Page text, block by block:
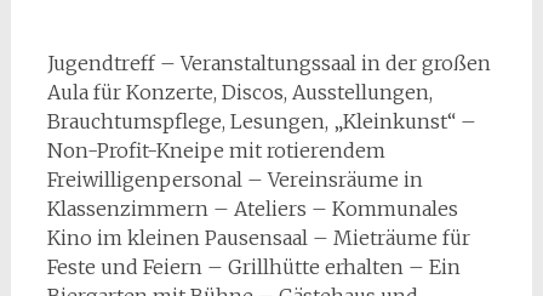
Jugendtreff – Veranstaltungssaal in der großen
Aula für Konzerte, Discos, Ausstellungen,
Brauchtumspflege, Lesungen, „Kleinkunst“ –
Non-Profit-Kneipe mit rotierendem
Freiwilligenpersonal – Vereinsräume in
Klassenzimmern – Ateliers – Kommunales
Kino im kleinen Pausensaal – Mieträume für
Feste und Feiern – Grillhütte erhalten – Ein